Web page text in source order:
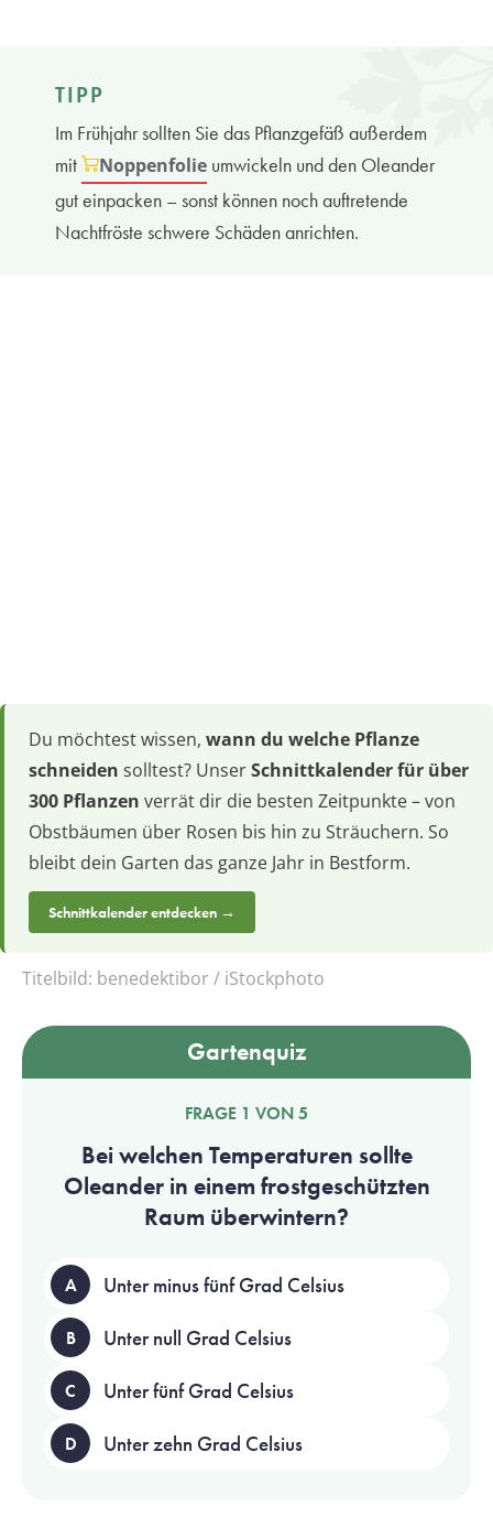
TIPP
Im Frühjahr sollten Sie das Pflanzgefäß außerdem
mit
Noppenfolie umwickeln und den Oleander
gut einpacken – sonst können noch auftretende
Nachtfröste schwere Schäden anrichten.
Du möchtest wissen, wann du welche Pflanze
schneiden solltest? UnserSchnittkalender für über
300 Pflanzen verrät dir die besten Zeitpunkte – von
Obstbäumen über Rosen bis hin zu Sträuchern. So
bleibt dein Garten das ganze Jahr in Bestform.
Schnittkalender entdecken →
Titelbild: benedektibor / iStockphoto
Gartenquiz
FRAGE 1 VON 5
Bei welchen Temperaturen sollte
Oleander in einem frostgeschützten
Raum überwintern?
A Unter minus fünf Grad Celsius
B Unter null Grad Celsius
C Unter fünf Grad Celsius
D Unter zehn Grad Celsius